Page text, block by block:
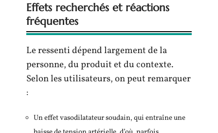
Effets recherchés et réactions
fréquentes
Le ressenti dépend largement de la
personne, du produit et du contexte.
Selon les utilisateurs, on peut remarquer
:
Un effet vasodilatateur soudain, qui entraîne une